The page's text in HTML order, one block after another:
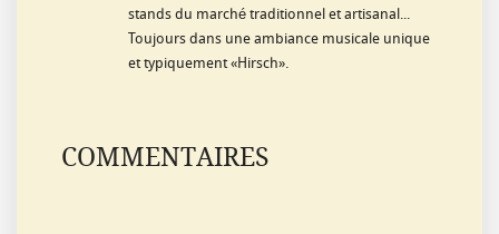
stands du marché traditionnel et artisanal...
Toujours dans une ambiance musicale unique
et typiquement «Hirsch».
COMMENTAIRES